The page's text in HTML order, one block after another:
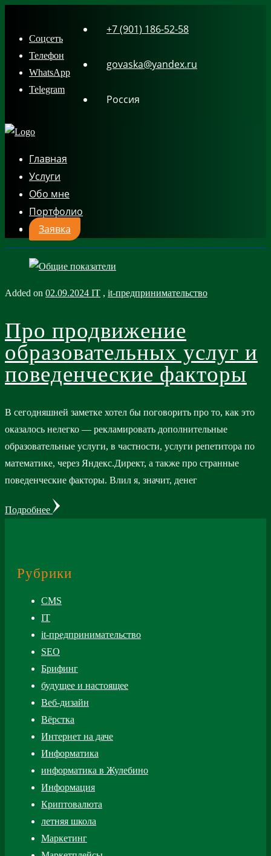
content
Соцсеть
Телефон
WhatsApp
Telegram
+7 (901) 186-52-58
govaska@yandex.ru
Россия
Главная
Услуги
Обо мне
Портфолио
Заявка
Added on 02.09.2024 IT , it-предпринимательство
Про продвижение
образовательных услуг и
поведенческие факторы
В сегодняшней заметке хотел бы поговорить про то, как это
оказалось нелегко — рекламировать дополнительные
образовательные услуги, в частности, услуги репетитора по
математике, через Яндекс.Директ, а также про странные
поведенческие факторы. Влил я, значит, денег
Подробнее
Рубрики
CMS
IT
it-предпринимательство
SEO
Брифинг
будущее и настоящее
Веб-дизайн
Вёрстка
Интернет на даче
Информатика
информатика в Жулебино
Информация
Криптовалюта
летняя школа
Маркетинг